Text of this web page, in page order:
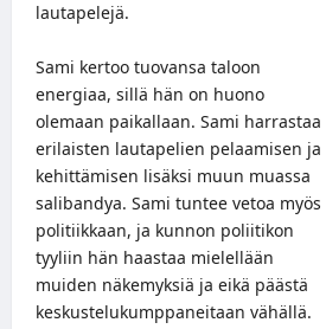
lautapelejä.
Sami kertoo tuovansa taloon
energiaa, sillä hän on huono
olemaan paikallaan. Sami harrastaa
erilaisten lautapelien pelaamisen ja
kehittämisen lisäksi muun muassa
salibandya. Sami tuntee vetoa myös
politiikkaan, ja kunnon poliitikon
tyyliin hän haastaa mielellään
muiden näkemyksiä ja eikä päästä
keskustelukumppaneitaan vähällä.